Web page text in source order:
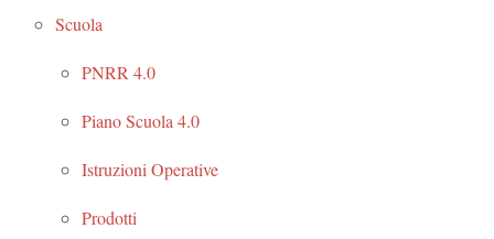
Scuola
PNRR 4.0
Piano Scuola 4.0
Istruzioni Operative
Prodotti